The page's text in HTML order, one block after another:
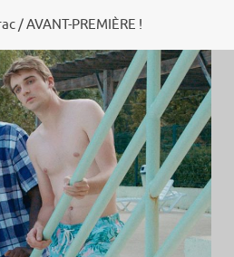
/ AVANT-PREMIÈRE !